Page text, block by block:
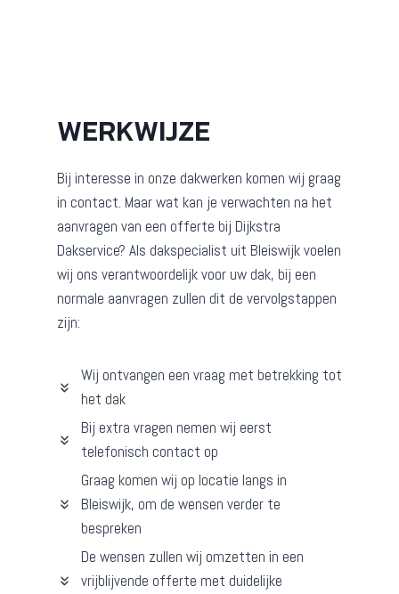
WERKWIJZE
Bij interesse in onze dakwerken komen wij graag
in contact. Maar wat kan je verwachten na het
aanvragen van een offerte bij Dijkstra
Dakservice? Als dakspecialist uit Bleiswijk voelen
wij ons verantwoordelijk voor uw dak, bij een
normale aanvragen zullen dit de vervolgstappen
zijn:
Wij ontvangen een vraag met betrekking tot
het dak
Bij extra vragen nemen wij eerst
telefonisch contact op
Graag komen wij op locatie langs in
Bleiswijk, om de wensen verder te
bespreken
De wensen zullen wij omzetten in een
vrijblijvende offerte met duidelijke